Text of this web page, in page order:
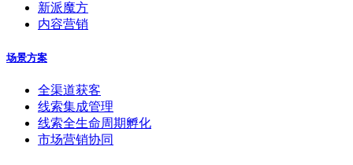
新派魔方
内容营销
场景方案
全渠道获客
线索集成管理
线索全生命周期孵化
市场营销协同